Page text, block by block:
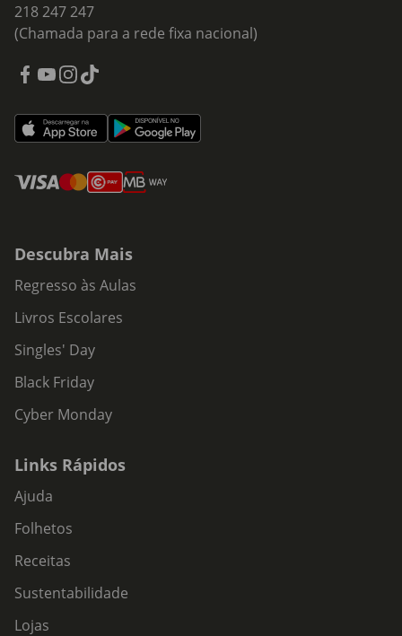
218 247 247
(Chamada para a rede fixa nacional)
Descubra Mais
Regresso às Aulas
Livros Escolares
Singles' Day
Black Friday
Cyber Monday
Links Rápidos
Ajuda
Folhetos
Receitas
Sustentabilidade
Lojas